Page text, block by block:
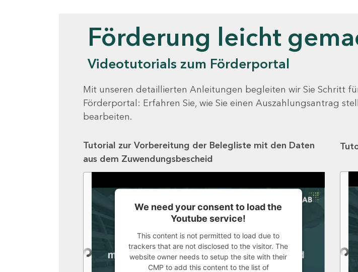
Förderung leicht
Videotutorials zum Förderportal
Mit unseren detaillierten Anleitungen begleiten wir Sie Schritt
Förderportal: Erfahren Sie, wie Sie einen Auszahlungsantrag
bearbeiten.
Tutorial zur Vorbereitung der Belegliste mit den Daten
aus dem Zuwendungsbescheid
We need your consent to load the
Youtube service!
This content is not permitted to load due to
trackers that are not disclosed to the visitor. The
website owner needs to setup the site with their
CMP to add this content to the list of